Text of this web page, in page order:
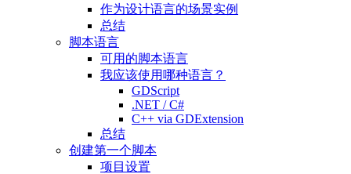
作为设计语言的场景实例
总结
脚本语言
可用的脚本语言
我应该使用哪种语言？
GDScript
.NET / C#
C++ via GDExtension
总结
创建第一个脚本
项目设置